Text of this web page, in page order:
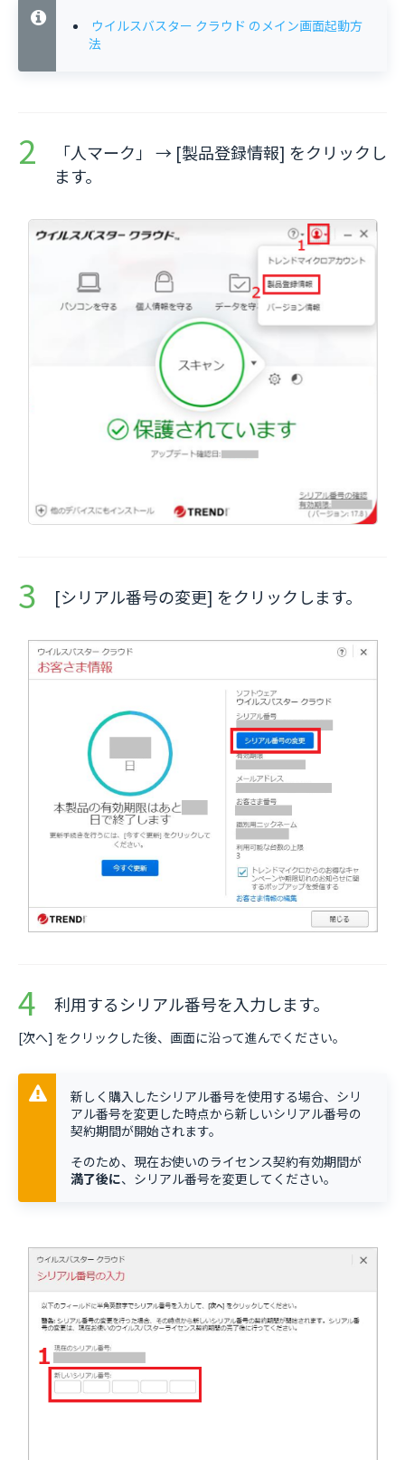
ウイルスバスター クラウド のメイン画面起動方
法
「人マーク」 → [製品登録情報] をクリックし
ます。
[シリアル番号の変更] をクリックします。
利用するシリアル番号を入力します。
[次へ] をクリックした後、画面に沿って進んでください。
新しく購入したシリアル番号を使用する場合、シリ
アル番号を変更した時点から新しいシリアル番号の
契約期間が開始されます。
そのため、現在お使いのライセンス契約有効期間が
満了後に、シリアル番号を変更してください。